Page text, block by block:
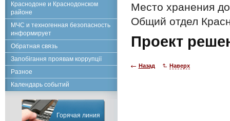
Место хранения
Общий отдел
Проект
Назад Наверх
Краснодоне и Краснодонском
районе
МЧС и техногенная безопасность
информирует
Обратная связь
Запобігання проявам коррупції
Разное
Календарь событий
Горячая линия